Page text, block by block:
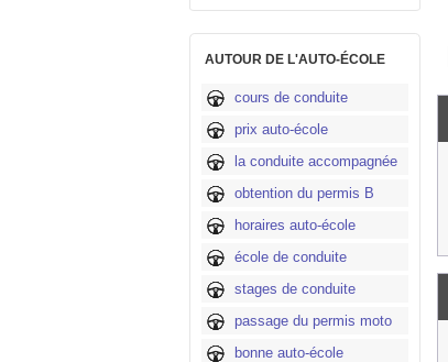
AUTOUR DE L'AUTO-ÉCOLE
cours de conduite
prix auto-école
la conduite accompagnée
obtention du permis B
horaires auto-école
école de conduite
stages de conduite
passage du permis moto
bonne auto-école